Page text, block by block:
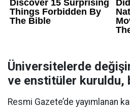
Üniversitelerde
ve enstitüler kuruldu,
Resmi Gazete’de yayımlanan